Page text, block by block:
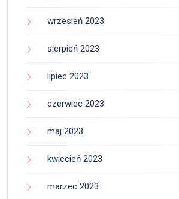
wrzesień 2023
sierpień 2023
lipiec 2023
czerwiec 2023
maj 2023
kwiecień 2023
marzec 2023